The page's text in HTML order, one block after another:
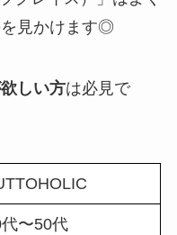
見かけます◎
しい方は必見で
〜50代